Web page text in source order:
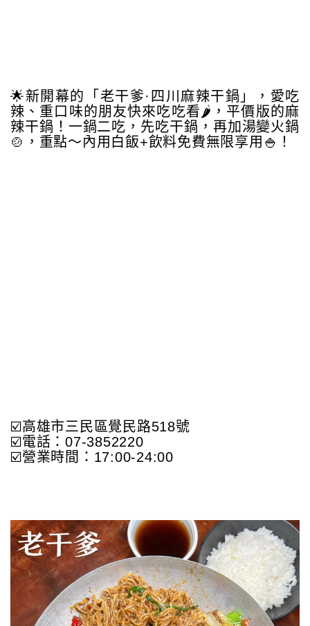
🌟新開幕的「老干爹·四川麻辣干鍋」，愛吃
辣、重口味的朋友快來吃吃看🌶️，平價版的麻
辣干鍋！一鍋二吃，先吃干鍋，再加湯變火鍋
🍲，重點～內用白飯+飲料免費無限享用🍚！
☑️高雄市三民區覺民路518號
☑️電話：07-3852220
☑️營業時間：17:00-24:00